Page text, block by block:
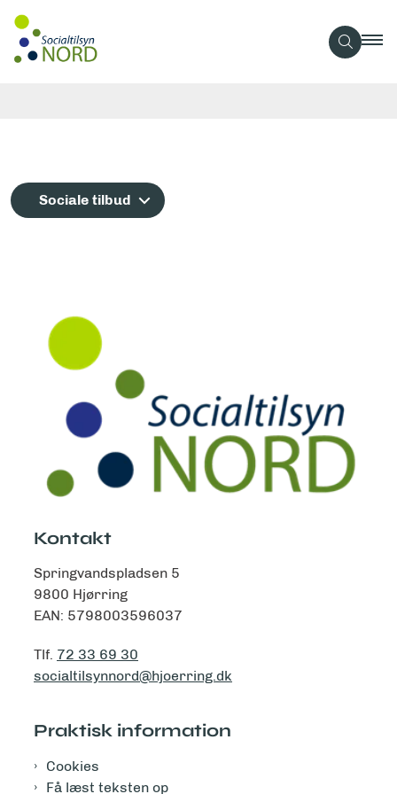
Sociale tilbud
Kontakt
Springvandspladsen 5
9800 Hjørring
EAN: 5798003596037
Tlf. 72 33 69 30
socialtilsynnord@hjoerring.dk
Praktisk information
Cookies
Få læst teksten op